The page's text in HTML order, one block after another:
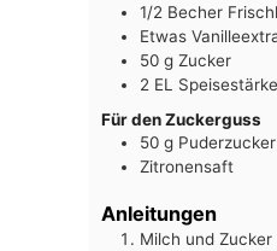
1/2 Becher
Etwas
50 g Zucker
2 EL
Speisestärke
Für den Zuckerguss
50 g Puderzucker
Zitronensaft
Anleitungen
Milch und